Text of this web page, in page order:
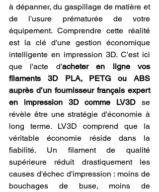
à dépanner, du gaspillage de matière et
de l'usure prématurée de votre
équipement. Comprendre cette réalité
est la clé d'une gestion économique
intelligente en impression 3D. C'est ici
que l'acte d'acheter en ligne vos
filaments 3D PLA, PETG ou ABS
auprès d’un fournisseur français expert
en impression 3D comme LV3D se
révèle être une stratégie d'économie à
long terme. LV3D comprend que la
véritable économie réside dans la
fiabilité. Un filament de qualité
supérieure réduit drastiquement les
causes d'échec d'impression : moins de
bouchages de buse, moins de